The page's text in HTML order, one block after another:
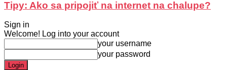
Tipy: Ako sa pripojiť na internet na chalupe?
Sign in
Welcome! Log into your account
your username
your password